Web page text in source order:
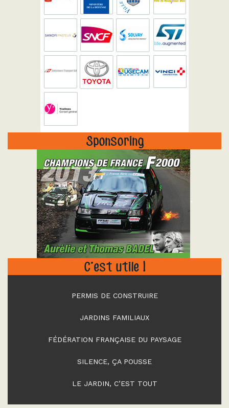
Sponsoring
"
C’est utile !
PERMIS DE CONSTRUIRE
JARDINS FAMILIAUX
FÉDÉRATION FRANÇAISE DU PAYSAGE
SILENCE, ÇA POUSSE
LE JARDIN, C’EST TOUT